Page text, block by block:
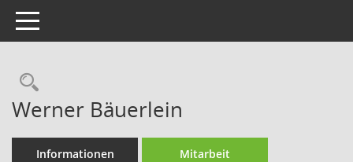
Toggle navigation
Rechercheauswahl
Werner Bäuerlein
Informationen Mitarbeit